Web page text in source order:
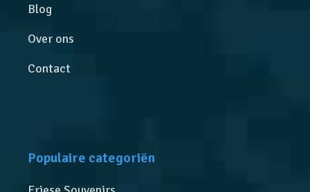
Blog
Over ons
Contact
Populaire categoriën